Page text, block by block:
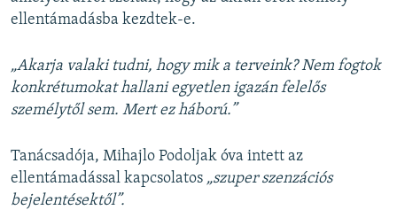
ellentámadásba kezdtek-e.
„Akarja valaki tudni, hogy mik a terveink? Nem fogtok
konkrétumokat hallani egyetlen igazán felelős
személytől sem. Mert ez háború.”
Tanácsadója, Mihajlo Podoljak óva intett az
ellentámadással kapcsolatos „szuper szenzációs
bejelentésektől”.